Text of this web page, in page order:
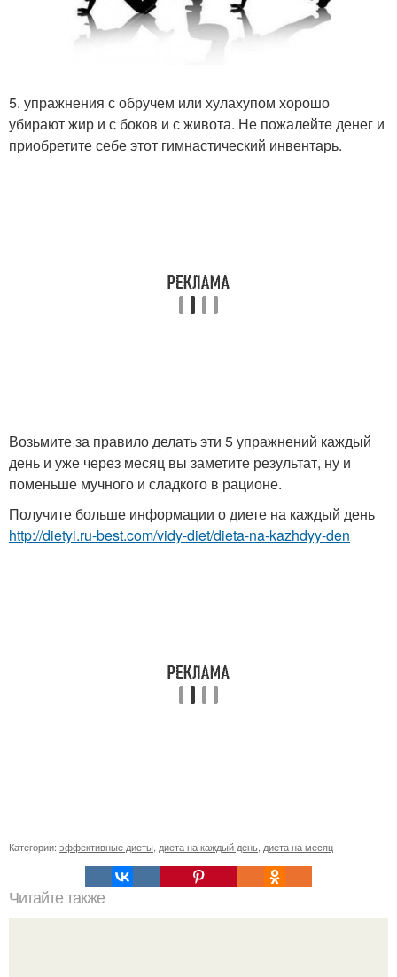
5. упражнения с обручем или хулахупом хорошо
убирают жир и с боков и с живота. Не пожалейте денег и
приобретите себе этот гимнастический инвентарь.
Возьмите за правило делать эти 5 упражнений каждый
день и уже через месяц вы заметите результат, ну и
поменьше мучного и сладкого в рационе.
Получите больше информации о диете на каждый день
http://dietyi.ru-best.com/vidy-diet/dieta-na-kazhdyy-den
Категории: эффективные диеты, диета на каждый день, диета на месяц
Читайте также